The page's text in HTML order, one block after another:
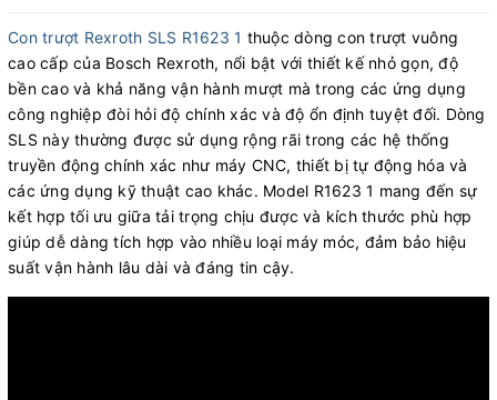
Con trượt Rexroth SLS R1623 1 thuộc dòng con trượt vuông
cao cấp của Bosch Rexroth, nổi bật với thiết kế nhỏ gọn, độ
bền cao và khả năng vận hành mượt mà trong các ứng dụng
công nghiệp đòi hỏi độ chính xác và độ ổn định tuyệt đối. Dòng
SLS này thường được sử dụng rộng rãi trong các hệ thống
truyền động chính xác như máy CNC, thiết bị tự động hóa và
các ứng dụng kỹ thuật cao khác. Model R1623 1 mang đến sự
kết hợp tối ưu giữa tải trọng chịu được và kích thước phù hợp
giúp dễ dàng tích hợp vào nhiều loại máy móc, đảm bảo hiệu
suất vận hành lâu dài và đáng tin cậy.